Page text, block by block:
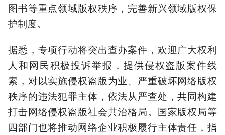
图书等重点领域版权秩序，完善新兴领域版权保
护制度。
据悉，专项行动将突出查办案件，欢迎广大权利
人和网民积极投诉举报，提供侵权盗版案件线
索，对以实施侵权盗版为业、严重破坏网络版权
秩序的违法犯罪主体，依法从严查处，共同构建
打击网络侵权盗版社会共治格局。国家版权局等
四部门也将推动网络企业积极履行主体责任，指